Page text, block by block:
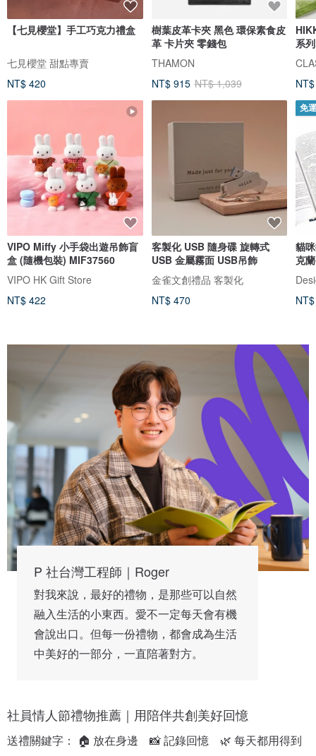
【七見櫻堂】手工巧克力禮盒
七見櫻堂 甜點專賣
NT$ 420
VIPO Miffy 小手袋出遊吊飾盲
盒 (隨機包裝) MIF37560
VIPO HK Gift Store
NT$ 422
樹葉皮革卡夾 黑色 環保素食皮
革 卡片夾 零錢包
THAMON
NT$ 915 NT$ 1,039
客製化 USB 隨身碟 旋轉式
USB 金屬霧面 USB吊飾
金雀文創禮品 客製化
NT$ 470
系
免
貓
克
P 社台灣工程師｜Roger
對我來說，最好的禮物，是那些可以自然
融入生活的小東西。愛不一定每天會有機
會說出口。但每一份禮物，都會成為生活
中美好的一部分，一直陪著對方。
社員情人節禮物推薦｜用陪伴共創美好回憶
送禮關鍵字： 🏠 放在身邊　📸 記錄回憶　🌿 每天都用得到